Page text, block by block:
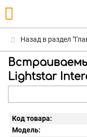
Назад в раздел
Lightstar
Код товара:
Модель: